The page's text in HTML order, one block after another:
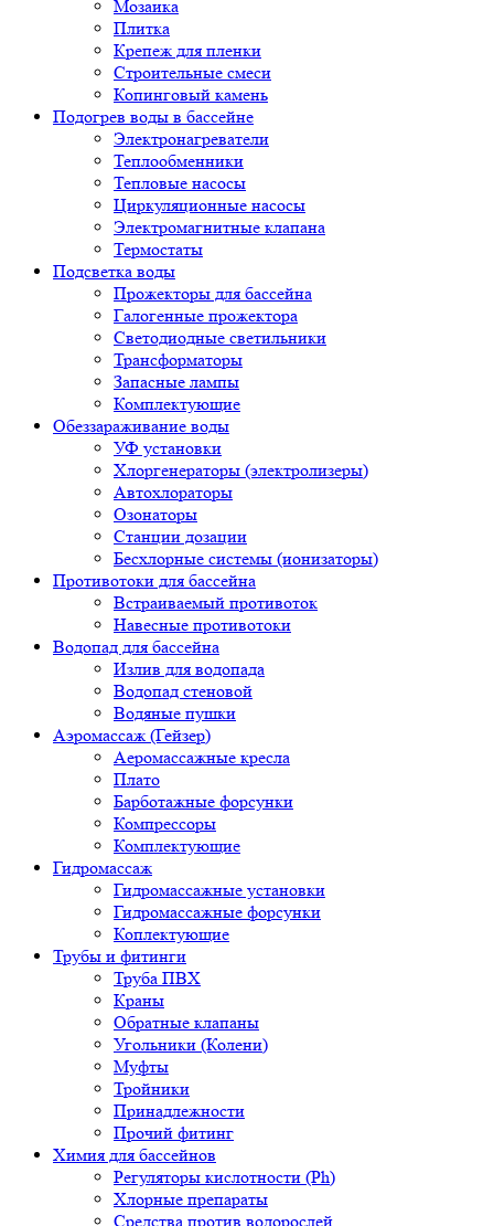
Мозаика
Плитка
Крепеж для пленки
Строительные смеси
Копинговый камень
Подогрев воды в бассейне
Электронагреватели
Теплообменники
Тепловые насосы
Циркуляционные насосы
Электромагнитные клапана
Термостаты
Подсветка воды
Прожекторы для бассейна
Галогенные прожектора
Светодиодные светильники
Трансформаторы
Запасные лампы
Комплектующие
Обеззараживание воды
УФ установки
Хлоргенераторы (электролизеры)
Автохлораторы
Озонаторы
Станции дозации
Бесхлорные системы (ионизаторы)
Противотоки для бассейна
Встраиваемый противоток
Навесные противотоки
Водопад для бассейна
Излив для водопада
Водопад стеновой
Водяные пушки
Аэромассаж (Гейзер)
Аеромассажные кресла
Плато
Барботажные форсунки
Компрессоры
Комплектующие
Гидромассаж
Гидромассажные установки
Гидромассажные форсунки
Коплектующие
Трубы и фитинги
Труба ПВХ
Краны
Обратные клапаны
Угольники (Колени)
Муфты
Тройники
Принадлежности
Прочий фитинг
Химия для бассейнов
Регуляторы кислотности (Ph)
Хлорные препараты
Средства против водорослей